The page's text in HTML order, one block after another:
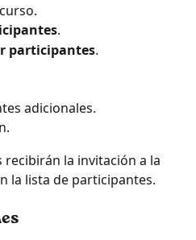
.
participantes.
adicionales.
recibirán la invitación a la
la lista de participantes.